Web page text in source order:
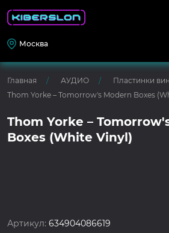
Москва
Главная АУДИО
Пластинки
Thom Yorke – Tomorrow's Modern Boxes
Thom Yorke –
Boxes (White Vinyl)
Артикул:634904086619